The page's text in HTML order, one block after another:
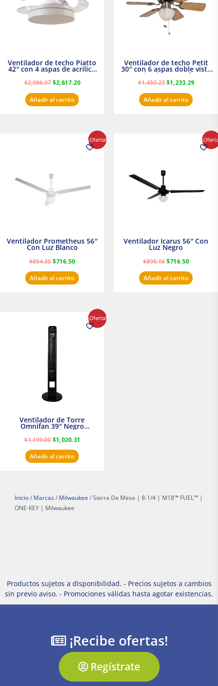
Ventilador de techo Piatto
42″ con 4 aspas de acrilico
transparente
$2,986.97 $2,617.20
Añadir al carrito
Ventilador de techo Petit
30″ con 6 aspas doble vista
Satinado Masterfan
$1,450.23 $1,233.29
Añadir al carrito
¡Oferta!
Ventilador Prometheus 56″
Con Luz Blanco
$854.30$716.50
precio
actual
Añadir al carrito
Ventilador Icarus 56″ Con
Luz Negro
$895.16$716.50
precio
actual
Añadir al carrito
¡Oferta!
Ventilador de Torre
Omnifan 39″ Negro
$1,199.00
original
era:
$1,020.31
precio
actual
Añadir al carrito
Inicio / Marcas / Milwaukee / Sierra De Mesa | 8-1/4 | M18™ FUEL™ |
ONE-KEY | Milwaukee
Productos sujetos a disponibilidad. - Precios sujetos a cambios
sin previo aviso. - Promociones válidas hasta agotar existencias.
¡Recibe ofertas!
Regístrate